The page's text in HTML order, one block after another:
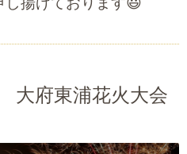
大府東浦花火大会